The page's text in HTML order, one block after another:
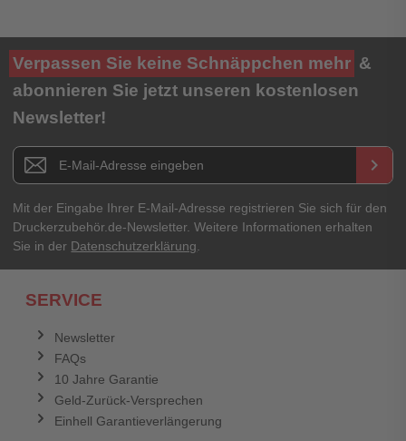
Ihre Bewertung**
★★★★★
Titel**
E-Mail-Adresse
Ihr Passwort
Verpassen Sie keine Schnäppchen mehr &
abonnieren Sie jetzt unseren kostenlosen
Newsletter!
Newsletter E-Mail Adresse keyboard_arrow_right
Mit der Eingabe Ihrer E-Mail-Adresse registrieren Sie sich für den
Druckerzubehör.de-Newsletter. Weitere Informationen erhalten
Sie in der Datenschutzerklärung.
SERVICE
Newsletter
FAQs
10 Jahre Garantie
Geld-Zurück-Versprechen
Einhell Garantieverlängerung